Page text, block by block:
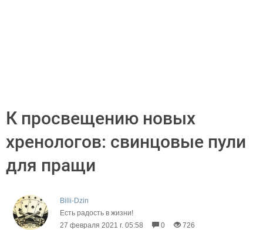
К просвещению новых
хренологов: свинцовые пули
для пращи
Billi-Dzin
Есть радость в жизни!
27 февраля 2021 г. 05:58
0 726